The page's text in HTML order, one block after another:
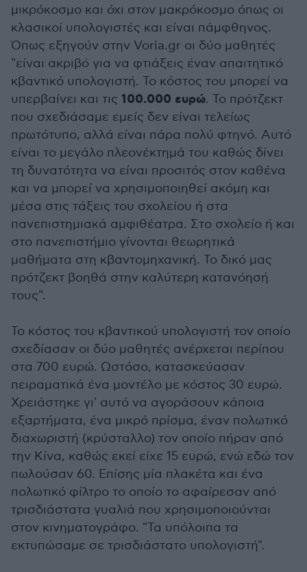
μικρόκοσμο και όχι στον μακρόκοσμο όπως οι
κλασικοί υπολογιστές και είναι πάμφθηνος.
Όπως εξηγούν στην Voria.gr οι δύο μαθητές
"είναι ακριβό για να φτιάξεις έναν απαιτητικό
κβαντικό υπολογιστή. Το κόστος του μπορεί να
υπερβαίνει και τις 100.000 ευρώ. Το πρότζεκτ
που σχεδιάσαμε εμείς δεν είναι τελείως
πρωτότυπο, αλλά είναι πάρα πολύ φτηνό. Αυτό
είναι το μεγάλο πλεονέκτημά του καθώς δίνει
τη δυνατότητα να είναι προσιτός στον καθένα
και να μπορεί να χρησιμοποιηθεί ακόμη και
μέσα στις τάξεις του σχολείου ή στα
πανεπιστημιακά αμφιθέατρα. Στο σχολείο ή και
στο πανεπιστήμιο γίνονται θεωρητικά
μαθήματα στη κβαντομηχανική. Το δικό μας
πρότζεκτ βοηθά στην καλύτερη κατανόησή
τους".
Το κόστος του κβαντικού υπολογιστή τον οποίο
σχεδίασαν οι δύο μαθητές ανέρχεται περίπου
στα 700 ευρώ. Ωστόσο, κατασκεύασαν
πειραματικά ένα μοντέλο με κόστος 30 ευρώ.
Χρειάστηκε γι' αυτό να αγοράσουν κάποια
εξαρτήματα, ένα μικρό πρίσμα, έναν πολωτικό
διαχωριστή (κρύσταλλο) τον οποίο πήραν από
την Κίνα, καθώς εκεί είχε 15 ευρώ, ενώ εδώ τον
πωλούσαν 60. Επίσης μία πλακέτα και ένα
πολωτικό φίλτρο το οποίο το αφαίρεσαν από
τρισδιάστατα γυαλιά που χρησιμοποιούνται
στον κινηματογράφο. "Τα υπόλοιπα τα
εκτυπώσαμε σε τρισδιάστατο υπολογιστή".